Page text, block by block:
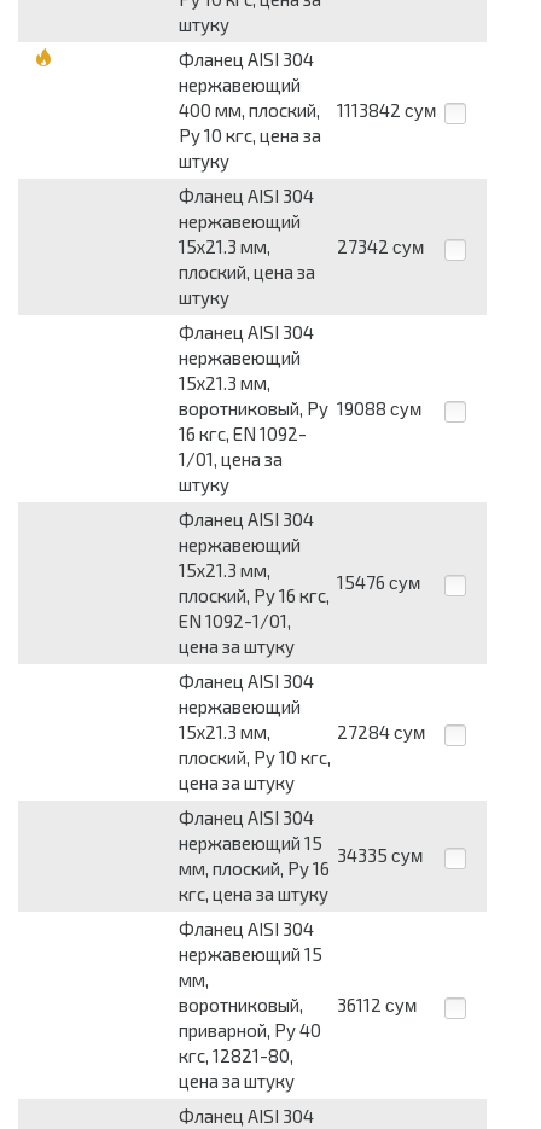
штуку
Фланец AISI 304
нержавеющий
400 мм, плоский,
Py 10 кгс, цена за
штуку
1113842 сум
Фланец AISI 304
нержавеющий
15x21.3 мм,
плоский, цена за
штуку
27342 сум
Фланец AISI 304
нержавеющий
15x21.3 мм,
воротниковый, Py
16 кгс, EN 1092-
1/01, цена за
штуку
19088 сум
Фланец AISI 304
нержавеющий
15x21.3 мм,
плоский, Py 16 кгс,
EN 1092-1/01,
цена за штуку
15476 сум
Фланец AISI 304
нержавеющий
15x21.3 мм,
плоский, Py 10 кгс,
цена за штуку
27284 сум
Фланец AISI 304
нержавеющий 15
мм, плоский, Py 16
кгс, цена за штуку
34335 сум
Фланец AISI 304
нержавеющий 15
мм,
воротниковый,
приварной, Py 40
кгс, 12821-80,
цена за штуку
36112 сум
Фланец AISI 304